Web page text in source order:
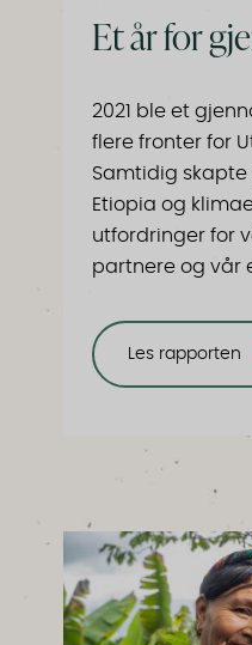
Et år for
2021 ble et
flere fronter for
Samtidig skapte
Etiopia og
utfordringer for
partnere og vår
Les rapporten